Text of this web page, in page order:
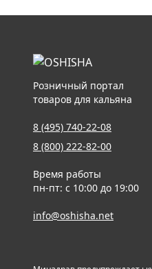
Розничный портал
товаров для кальяна
8 (495) 740-22-08
8 (800) 222-82-00
Время работы
пн-пт: с 10:00 до 19:00
info@oshisha.net